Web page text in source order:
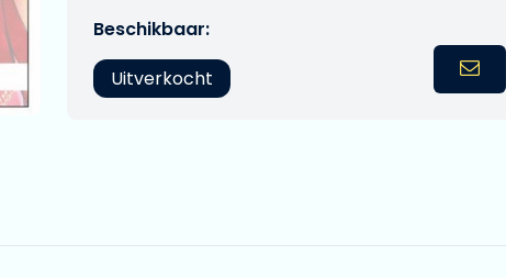
Beschikbaar:
Uitverkocht